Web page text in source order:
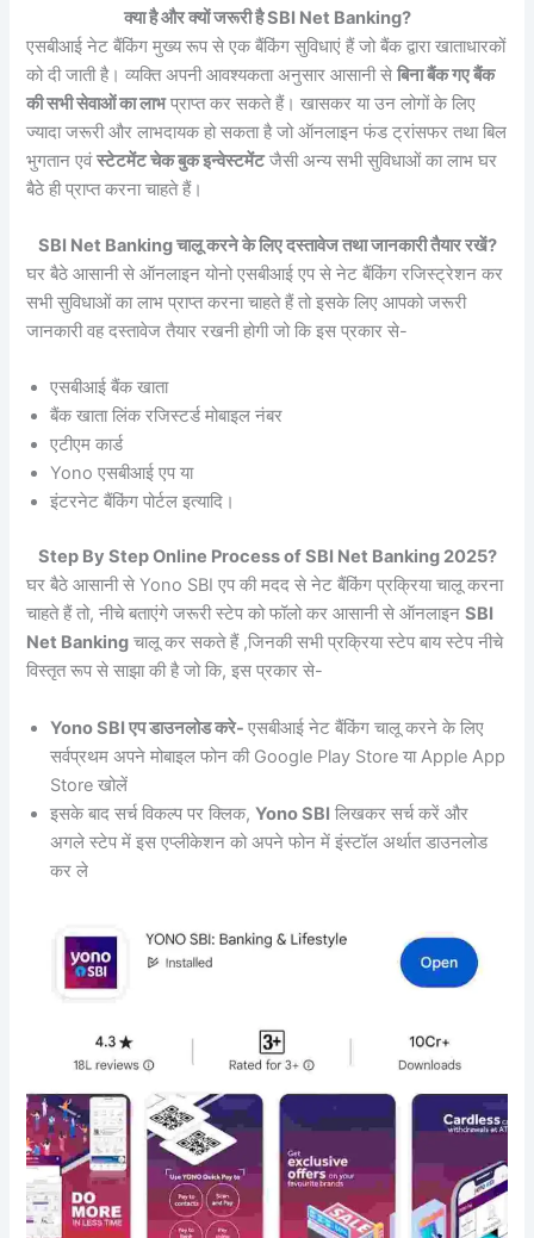
क्या है और क्यों जरूरी है SBI Net Banking?
एसबीआई नेट बैंकिंग मुख्य रूप से एक बैंकिंग सुविधाएं हैं जो बैंक द्वारा खाताधारकों
को दी जाती है। व्यक्ति अपनी आवश्यकता अनुसार आसानी सेबिना बैंक गए बैंक
की सभी सेवाओं का लाभप्राप्त कर सकते हैं। खासकर या उन लोगों के लिए
ज्यादा जरूरी और लाभदायक हो सकता है जो ऑनलाइन फंड ट्रांसफर तथा बिल
भुगतान एवंस्टेटमेंट चेक बुक इन्वेस्टमेंटजैसी अन्य सभी सुविधाओं का लाभ घर
बैठे ही प्राप्त करना चाहते हैं।
SBI Net Banking चालू करने के लिए दस्तावेज तथा जानकारी तैयार रखें?
घर बैठे आसानी से ऑनलाइन योनो एसबीआई एप से नेट बैंकिंग रजिस्ट्रेशन कर
सभी सुविधाओं का लाभ प्राप्त करना चाहते हैं तो इसके लिए आपको जरूरी
जानकारी वह दस्तावेज तैयार रखनी होगी जो कि इस प्रकार से-
एसबीआई बैंक खाता
बैंक खाता लिंक रजिस्टर्ड मोबाइल नंबर
एटीएम कार्ड
Yono एसबीआई एप या
इंटरनेट बैंकिंग पोर्टल इत्यादि।
Step By Step Online Process of SBI Net Banking 2025?
घर बैठे आसानी से Yono SBI एप की मदद से नेट बैंकिंग प्रक्रिया चालू करना
चाहते हैं तो, नीचे बताएंगे जरूरी स्टेप को फॉलो कर आसानी से ऑनलाइनSBI
Net Banking चालू कर सकते हैं ,जिनकी सभी प्रक्रिया स्टेप बाय स्टेप नीचे
विस्तृत रूप से साझा की है जो कि, इस प्रकार से-
Yono SBI एप डाउनलोड करे-एसबीआई नेट बैंकिंग चालू करने के लिए
सर्वप्रथम अपने मोबाइल फोन की Google Play Store या Apple App
Store खोलें
इसके बाद सर्च विकल्प पर क्लिक,Yono SBI लिखकर सर्च करें और
अगले स्टेप में इस एप्लीकेशन को अपने फोन में इंस्टॉल अर्थात डाउनलोड
कर ले